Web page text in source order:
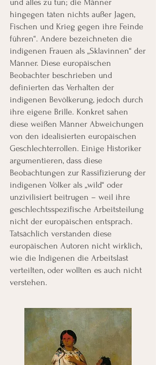
und alles zu tun; die Männer
hingegen täten nichts außer Jagen,
Fischen und Krieg gegen ihre Feinde
führen“. Andere bezeichneten die
indigenen Frauen als „Sklavinnen“ der
Männer. Diese europäischen
Beobachter beschrieben und
definierten das Verhalten der
indigenen Bevölkerung, jedoch durch
ihre eigene Brille. Konkret sahen
diese weißen Männer Abweichungen
von den idealisierten europäischen
Geschlechterrollen. Einige Historiker
argumentieren, dass diese
Beobachtungen zur Rassifizierung der
indigenen Völker als „wild“ oder
unzivilisiert beitrugen – weil ihre
geschlechtsspezifische Arbeitsteilung
nicht der europäischen entsprach.
Tatsächlich verstanden diese
europäischen Autoren nicht wirklich,
wie die Indigenen die Arbeitslast
verteilten, oder wollten es auch nicht
verstehen.